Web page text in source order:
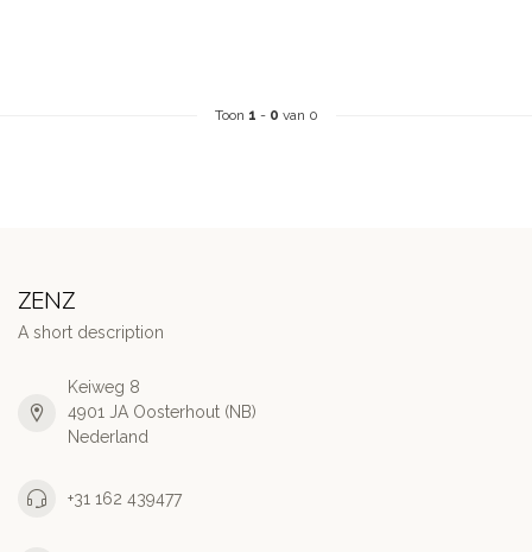
Toon 1 - 0 van 0
ZENZ
A short description
Keiweg 8
4901 JA Oosterhout (NB)
Nederland
+31 162 439477